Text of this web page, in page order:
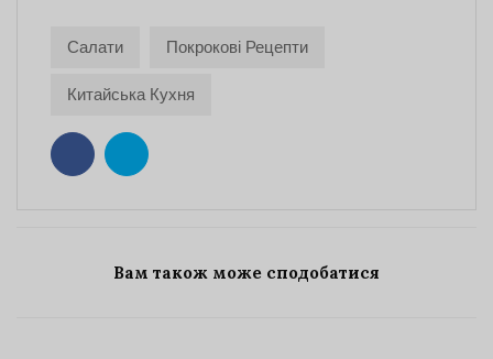
Салати
Покрокові Рецепти
Китайська Кухня
Вам також може сподобатися